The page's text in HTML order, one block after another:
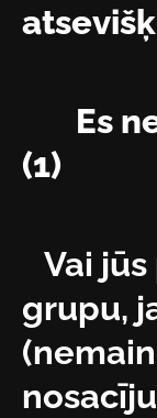
Es
(1)
Vai
grupu,